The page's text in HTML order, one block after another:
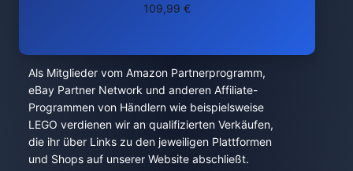
109,99 €
Als Mitglieder vom Amazon Partnerprogramm,
eBay Partner Network und anderen Affiliate-
Programmen von Händlern wie beispielsweise
LEGO verdienen wir an qualifizierten Verkäufen,
die ihr über Links zu den jeweiligen Plattformen
und Shops auf unserer Website abschließt.